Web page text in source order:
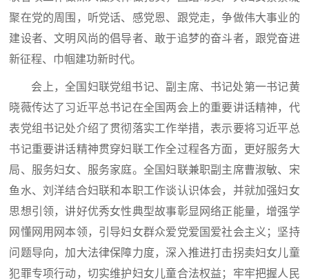
聚在党的周围，听党话、感党恩、跟党走，争做伟大事业的
建设者、文明风尚的倡导者、敢于追梦的奋斗者，跟党奋进
新征程、巾帼建功新时代。
会上，全国妇联党组书记、副主席、书记处第一书记黄
晓薇传达了习近平总书记在全国两会上的重要讲话精神，代
表党组书记处介绍了贯彻落实工作举措，表示要将习近平总
书记重要讲话精神贯穿妇联工作全过程各方面，更好服务大
局、服务妇女、服务家庭。全国妇联兼职副主席曹淑敏、宋
鱼水、刘洋结合妇联和本职工作谈认识体会，并就加强妇女
思想引领，讲好优秀女性典型故事彰显网络正能量，增强学
网懂网用网本领，引导妇女群众爱党爱国爱社会主义；坚持
问题导向，加大法律保障力度，深入推进打击拐卖妇女儿童
犯罪专项行动，切实维护妇女儿童合法权益；牢牢把握人民